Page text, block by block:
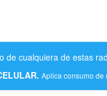
de cualquiera de estas
Aplica consumo de